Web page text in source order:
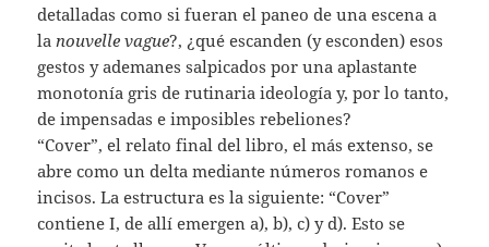
detalladas como si fueran el paneo de una escena a
la nouvelle vague?, ¿qué escanden (y esconden) esos
gestos y ademanes salpicados por una aplastante
monotonía gris de rutinaria ideología y, por lo tanto,
de impensadas e imposibles rebeliones?
“Cover”, el relato final del libro, el más extenso, se
abre como un delta mediante números romanos e
incisos. La estructura es la siguiente: “Cover”
contiene I, de allí emergen a), b), c) y d). Esto se